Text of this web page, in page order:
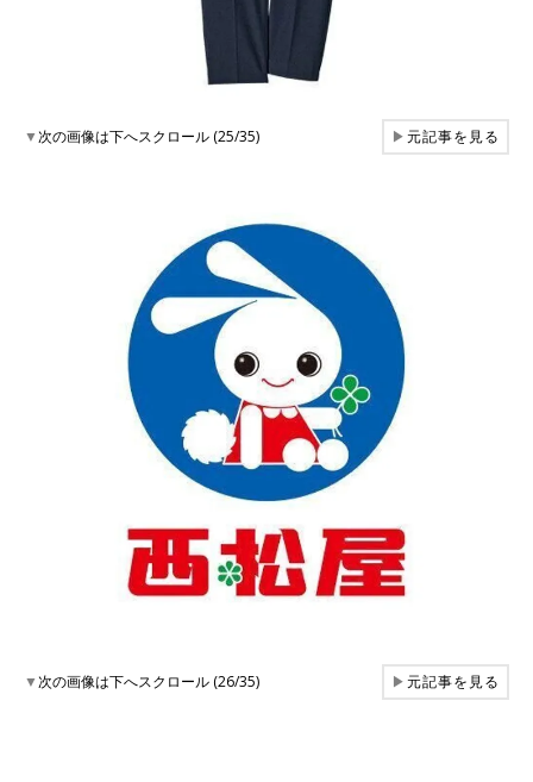
▼次の画像は下へスクロール (25/35) ▶元記事を見る
▼次の画像は下へスクロール (26/35) ▶元記事を見る